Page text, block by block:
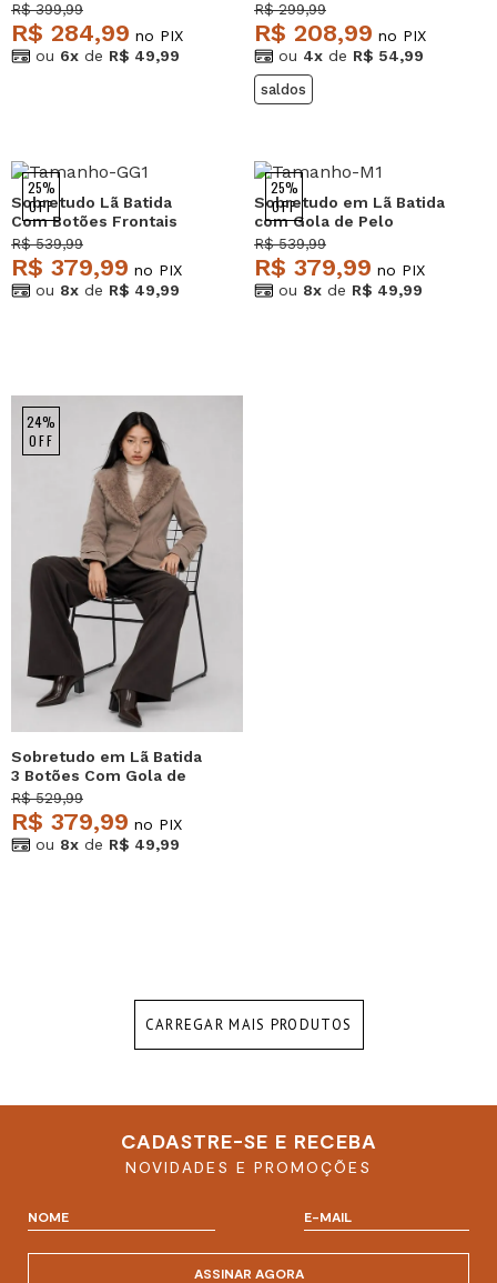
R$ 399,99
R$ 284,99 no PIX
ou 6x de R$ 49,99
R$ 299,99
R$ 208,99 no PIX
ou 4x de R$ 54,99
saldos
25%
OFF
Sobretudo Lã Batida
Com Botões Frontais
Bege Salvatore
R$ 539,99
R$ 379,99 no PIX
ou 8x de R$ 49,99
25%
OFF
Sobretudo em Lã Batida
com Gola de Pelo
Removível Bege
Salvatore
R$ 539,99
R$ 379,99 no PIX
ou 8x de R$ 49,99
24%
OFF
Sobretudo em Lã Batida
3 Botões Com Gola de
Pelo Bege Salvatore
R$ 529,99
R$ 379,99 no PIX
ou 8x de R$ 49,99
CARREGAR MAIS PRODUTOS
CADASTRE-SE E RECEBA
NOVIDADES E PROMOÇÕES
ASSINAR AGORA